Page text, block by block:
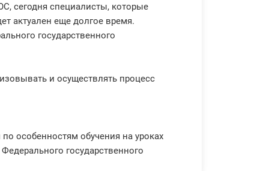
сегодня специалисты, которые
актуален еще долгое время.
государственного
и осуществлять процесс
особенностям обучения на уроках
государственного